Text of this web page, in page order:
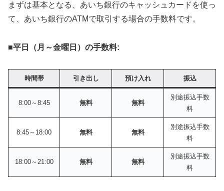
まずは基本となる、あいち銀行のキャッシュカードを使っ
て、あいち銀行のATMで取引する場合の手数料です。
■平日（月～金曜日）の手数料:
時間帯 引き出し 預け入れ 振込
8:00～8:45 無料 無料
別途振込手数
料
8:45～18:00 無料 無料
別途振込手数
料
18:00～21:00 無料 無料
別途振込手数
料